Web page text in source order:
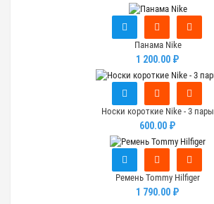
Панама Nike
1 200.00 ₽
Носки короткие Nike - 3 пары
600.00 ₽
Ремень Tommy Hilfiger
1 790.00 ₽